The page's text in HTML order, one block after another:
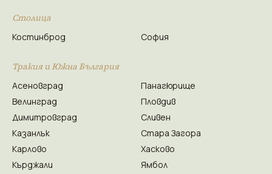
Столица
Костинброд София
Тракия и Южна България
Асеновград
Велинград
Димитровград
Казанлък
Карлово
Кърджали
Панагюрище
Пловдив
Сливен
Стара Загора
Хасково
Ямбол